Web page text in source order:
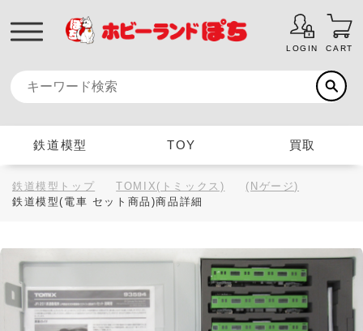
LOGIN CART
鉄道模型 TOY 買取
鉄道模型トップ TOMIX(トミックス)
(Nゲージ)
鉄道模型(電車 セット商品)商品詳細